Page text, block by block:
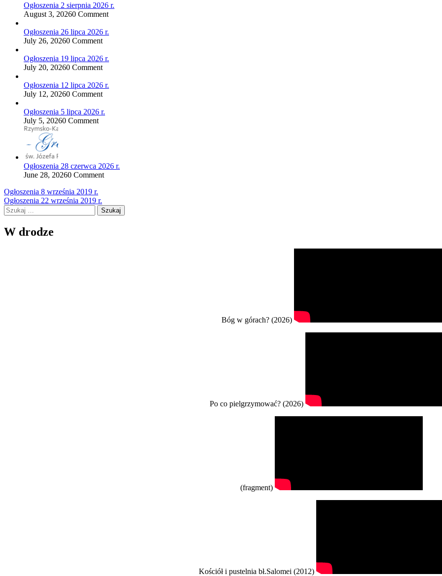
Ogłoszenia 2 sierpnia 2026 r.
August 3, 20260 Comment
Ogłoszenia 26 lipca 2026 r.
July 26, 20260 Comment
Ogłoszenia 19 lipca 2026 r.
July 20, 20260 Comment
Ogłoszenia 12 lipca 2026 r.
July 12, 20260 Comment
Ogłoszenia 5 lipca 2026 r.
July 5, 20260 Comment
Ogłoszenia 28 czerwca 2026 r.
June 28, 20260 Comment
Nawigacja
wpisu
Ogłoszenia 8 września 2019 r.
Ogłoszenia 22 września 2019 r.
Szukaj:
W drodze
Bóg w górach? (2026)
Po co pielgrzymować? (2026)
(fragment)
Kościół i pustelnia bł.Salomei (2012)